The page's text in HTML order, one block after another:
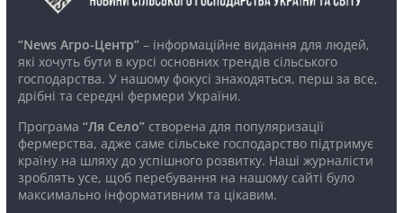
“News Агро-Центр”– інформаційне видання для людей,
які хочуть бути в курсі основних трендів сільського
господарства. У нашому фокусі знаходяться, перш за все,
дрібні та середні фермери України.
Програма “Ля Село”створена для популяризації
фермерства, адже саме сільське господарство підтримує
країну на шляху до успішного розвитку. Наші журналісти
зроблять усе, щоб перебування на нашому сайті було
максимально інформативним та цікавим.